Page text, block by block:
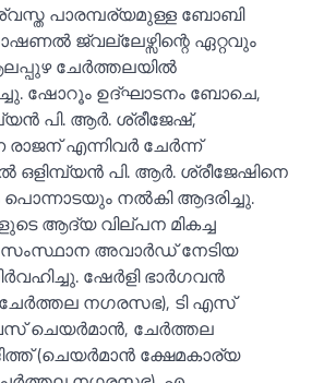
പാരമ്പര്യമുള്ള ബോബി
ജ്വല്ലേഴ്സിന്റെ ഏറ്റവും
ചേര്‍ത്തലയില്‍
ഷോറൂം ഉദ്ഘാടനം ബോചെ,
പി. ആര്‍. ശ്രീജേഷ്,
രാജന് എന്നിവര്‍ ചേര്‍ന്ന്
ഒളിമ്പ്യന്‍ പി. ആര്‍. ശ്രീജേഷിനെ
നല്‍കി ആദരിച്ചു.
ആദ്യ വില്പന മികച്ച
അവാര്‍ഡ് നേടിയ
ഷേര്‍ളി ഭാര്‍ഗവന്‍
നഗരസഭ), ടി എസ്
ചെയര്‍മാന്‍, ചേര്‍ത്തല
(ചെയര്‍മാന്‍ ക്ഷേമകാര്യ